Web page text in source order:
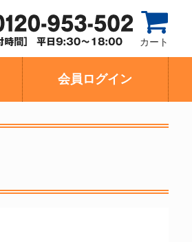
カート
会員ログイン